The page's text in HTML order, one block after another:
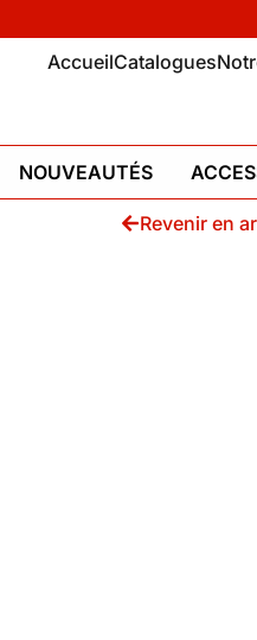
AccueilCatalogues
NOUVEAUTÉS
Revenir en